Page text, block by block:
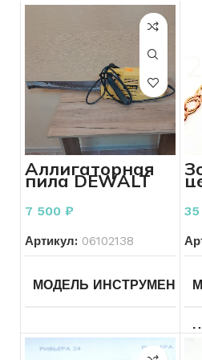
Аллигаторная
пила DEWALT
DW392
7 500 ₽
Артикул: 06102138
МОДЕЛЬ ИНСТРУМЕНТА
ПИТАНИЕ От сети